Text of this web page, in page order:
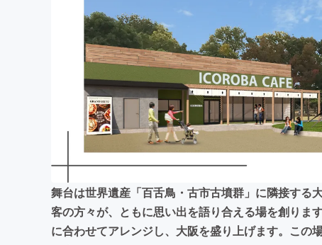
まちづくり・地域活性化
舞台は世界遺産「百舌鳥・古市古墳群」に隣接する
客の方々が、ともに思い出を語り合える場を創りま
に合わせてアレンジし、大阪を盛り上げます。この